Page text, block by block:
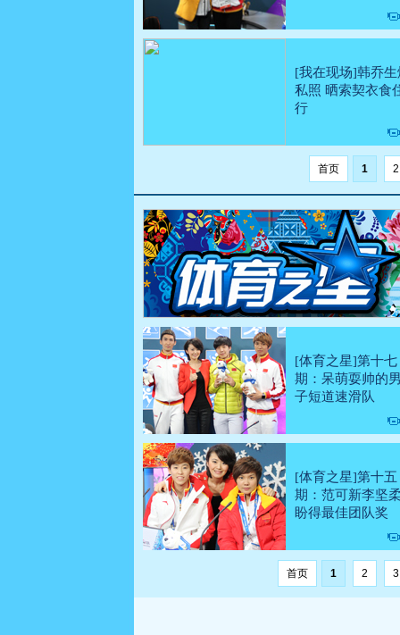
[我在现场]韩乔生
私照 晒索契衣食
行
首页 1 2
[体育之星]第十七
期：呆萌耍帅的
子短道速滑队
[体育之星]第十五
期：范可新李坚
盼得最佳团队奖
首页 1 2 3